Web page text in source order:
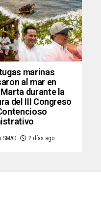
marinas
al mar en
durante la
del III Congreso
SMAD 2 días ago